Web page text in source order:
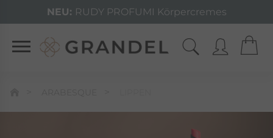
NEU: RUDY PROFUMI Körpercremes